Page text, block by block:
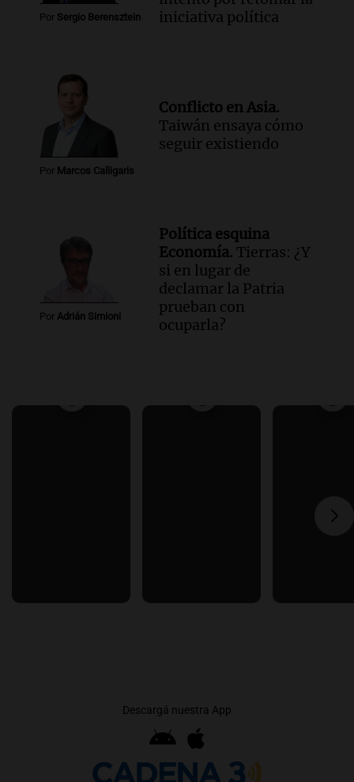
Por Sergio Berensztein
iniciativa política
Por Marcos Calligaris
Conflicto en Asia.
Taiwán ensaya cómo
seguir existiendo
Por Adrián Simioni
Política esquina
Economía. Tierras: ¿Y
si en lugar de
declamar la Patria
prueban con
ocuparla?
Descargá nuestra App